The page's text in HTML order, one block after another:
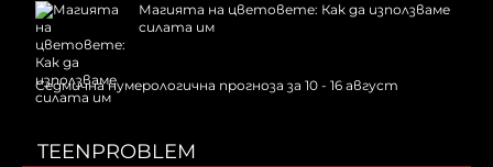
Магията на цветовете: Как да използваме
силата им
Седмична нумерологична прогноза за 10 - 16 август
TEENPROBLEM